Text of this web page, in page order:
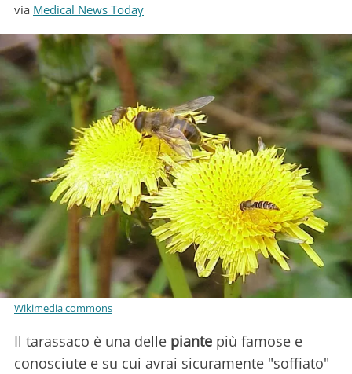
via Medical News Today
Wikimedia commons
Il tarassaco è una delle piante più famose e
conosciute e su cui avrai sicuramente "soffiato"